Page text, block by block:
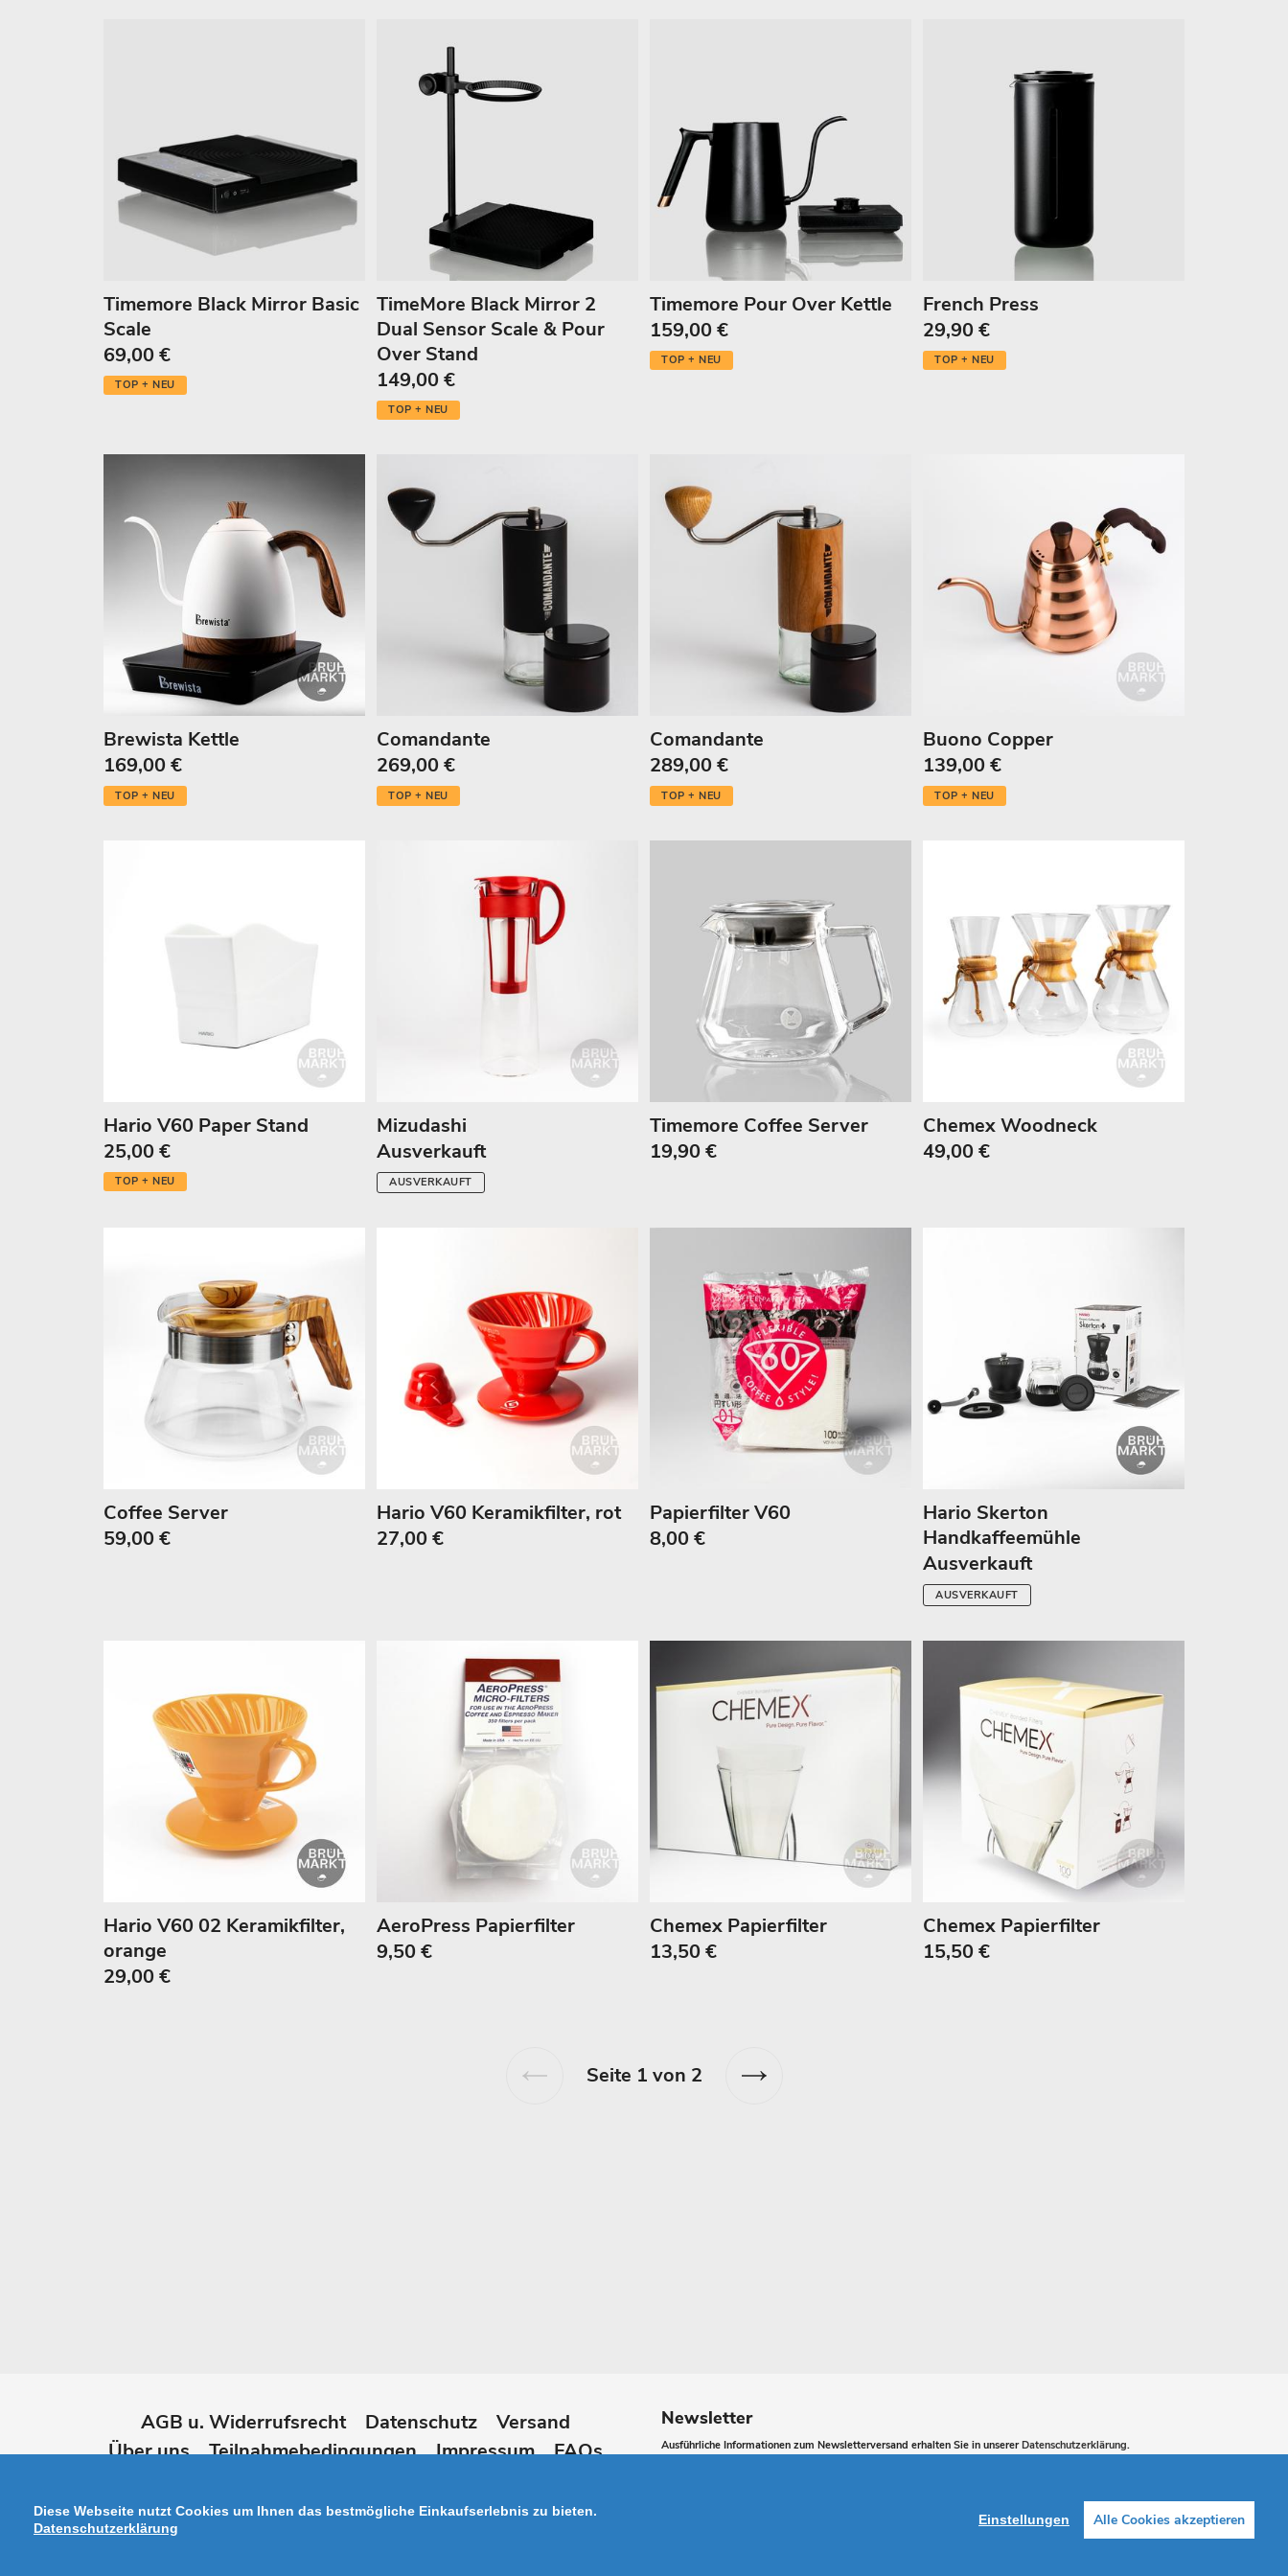
n
g
Timemore Black Mirror Basic
Scale
69,00 €
TOP + NEU
TimeMore Black Mirror 2
Dual Sensor Scale & Pour
Over Stand
149,00 €
TOP + NEU
Timemore Pour Over Kettle
159,00 €
TOP + NEU
French Press
29,90 €
TOP + NEU
Brewista Kettle
169,00 €
TOP + NEU
Comandante
269,00 €
TOP + NEU
Comandante
289,00 €
TOP + NEU
Buono Copper
139,00 €
TOP + NEU
Hario V60 Paper Stand
25,00 €
TOP + NEU
Mizudashi
Ausverkauft
AUSVERKAUFT
Timemore Coffee Server
19,90 €
Chemex Woodneck
49,00 €
Coffee Server
59,00 €
Hario V60 Keramikfilter, rot
27,00 €
Papierfilter V60
8,00 €
Hario Skerton
Handkaffeemühle
Ausverkauft
AUSVERKAUFT
Hario V60 02 Keramikfilter,
orange
29,00 €
AeroPress Papierfilter
9,50 €
Chemex Papierfilter
13,50 €
Chemex Papierfilter
15,50 €
VorherigeSeite 1 von 2
Nächste
AGB u. Widerrufsrecht Datenschutz
Versand
Über uns
Teilnahmebedingungen Impressum
FAQs
Newsletter
Ausführliche Informationen zum Newsletterversand erhalten Sie in unsererDatenschutzerklärung.
Diese Webseite nutzt Cookies um Ihnen das bestmögliche Einkaufserlebnis zu bieten.
Datenschutzerklärung
Einstellungen Alle Cookies akzeptieren